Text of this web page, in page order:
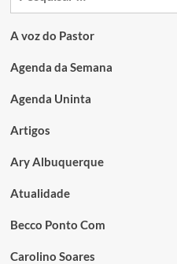
A voz do Pastor
Agenda da Semana
Agenda Uninta
Artigos
Ary Albuquerque
Atualidade
Becco Ponto Com
Carolino Soares